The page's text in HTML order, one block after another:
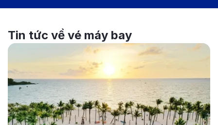
Dưới đây là các hãng hàng không khai thác tuyến bay
từ Nha Trang đến Jakarta, giúp bạn dễ dàng lựa chọn
chuyến bay phù hợp với nhu cầu và ngân sách của
mình:
Vietnam Airlines:
Hãng hàng không quốc gia Việt
Nam, cung cấp các chuyến bay nối chuyến qua
TP.HCM với dịch vụ cao cấp và trải nghiệm bay
Tin tức về vé máy bay